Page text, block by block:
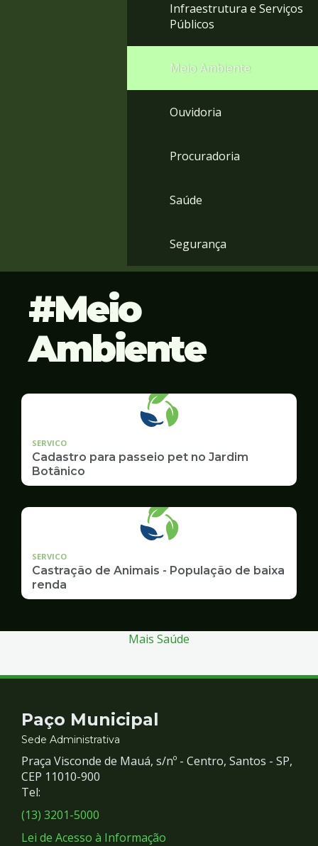
Infraestrutura e Serviços
Públicos
Meio Ambiente
Ouvidoria
Procuradoria
Saúde
Segurança
Meio
Ambiente
SERVICO
Cadastro para passeio pet no Jardim
Botânico
SERVICO
Castração de Animais - População de baixa
renda
Mais Saúde
Contato
e
Redes
Sociais
Paço Municipal
Sede Administrativa
Praça Visconde de Mauá, s/nº - Centro, Santos - SP,
CEP 11010-900
Tel:
(13) 3201-5000
Lei de Acesso à Informação